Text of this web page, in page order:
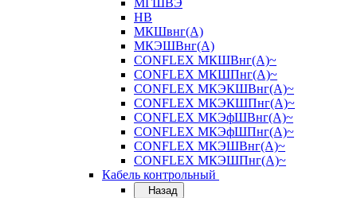
МГШВЭ
НВ
МКШвнг(А)
МКЭШВнг(А)
CONFLEX МКШВнг(А)~
CONFLEX МКШПнг(А)~
CONFLEX МКЭКШВнг(А)~
CONFLEX МКЭКШПнг(А)~
CONFLEX МКЭфШВнг(А)~
CONFLEX МКЭфШПнг(А)~
CONFLEX МКЭШВнг(А)~
CONFLEX МКЭШПнг(А)~
Кабель контрольный
Назад